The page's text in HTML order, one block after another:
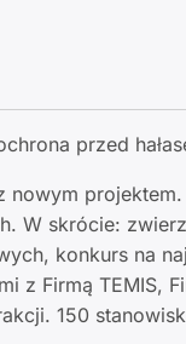
przed
nowym
W skrócie:
konkurs na
z Firmą TEMIS,
150